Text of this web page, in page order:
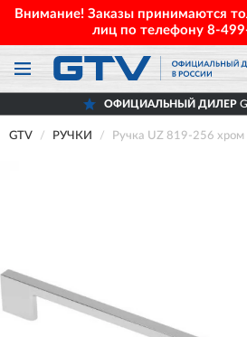
Внимание! Заказы принимаются
лиц по телефону 8-
ОФИЦИАЛЬНЫЙ ДИЛЕР
GTV РУЧКИ Ручка UZ 819-256